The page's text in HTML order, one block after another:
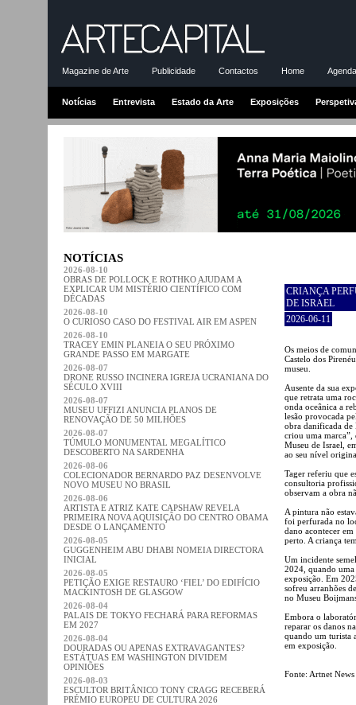
Magazine de Arte Publicidade Contactos Home
Notícias Entrevista Estado da Arte Exposições
NOTÍCIAS
2026-08-10
OBRAS DE POLLOCK E ROTHKO AJUDAM A
EXPLICAR UM MISTÉRIO CIENTÍFICO COM
DÉCADAS
2026-08-10
O CURIOSO CASO DO FESTIVAL AIR EM ASPEN
2026-08-10
TRACEY EMIN PLANEIA O SEU PRÓXIMO
GRANDE PASSO EM MARGATE
2026-08-07
DRONE RUSSO INCINERA IGREJA UCRANIANA DO
SÉCULO XVIII
2026-08-07
MUSEU UFFIZI ANUNCIA PLANOS DE
RENOVAÇÃO DE 50 MILHÕES
2026-08-07
TÚMULO MONUMENTAL MEGALÍTICO
DESCOBERTO NA SARDENHA
2026-08-06
COLECIONADOR BERNARDO PAZ DESENVOLVE
NOVO MUSEU NO BRASIL
2026-08-06
ARTISTA E ATRIZ KATE CAPSHAW REVELA
PRIMEIRA NOVA AQUISIÇÃO DO CENTRO OBAMA
DESDE O LANÇAMENTO
2026-08-05
GUGGENHEIM ABU DHABI NOMEIA DIRECTORA
INICIAL
2026-08-05
PETIÇÃO EXIGE RESTAURO ‘FIEL’ DO EDIFÍCIO
MACKINTOSH DE GLASGOW
2026-08-04
PALAIS DE TOKYO FECHARÁ PARA REFORMAS
EM 2027
2026-08-04
DOURADAS OU APENAS EXTRAVAGANTES?
ESTÁTUAS EM WASHINGTON DIVIDEM
OPINIÕES
2026-08-03
ESCULTOR BRITÂNICO TONY CRAGG RECEBERÁ
PRÉMIO EUROPEU DE CULTURA 2026
CRIANÇA
DE ISRAEL
2026-06-11
Os meios de
Castelo dos
museu.
Ausente da sua
que retrata uma
onda oceânica a
lesão provocada
obra danificada
criou uma marca”,
Museu de Israel,
ao seu nível
Tager referiu que
consultoria
observam a obra
A pintura não
foi perfurada no
dano acontecer
perto. A criança
Um incidente
2024, quando uma
exposição. Em
sofreu arranhões
no Museu
Embora o
reparar os danos
quando um turista
em exposição.
Fonte: Artnet News